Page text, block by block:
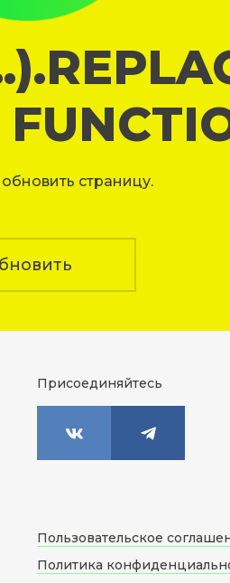
страницу.
Присоединяйтесь
Пользовательское
Политика